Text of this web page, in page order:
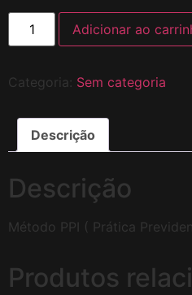
Adicionar ao
Categoria: Sem categoria
Descrição
Descrição
Método PPI ( Prática
Produtos